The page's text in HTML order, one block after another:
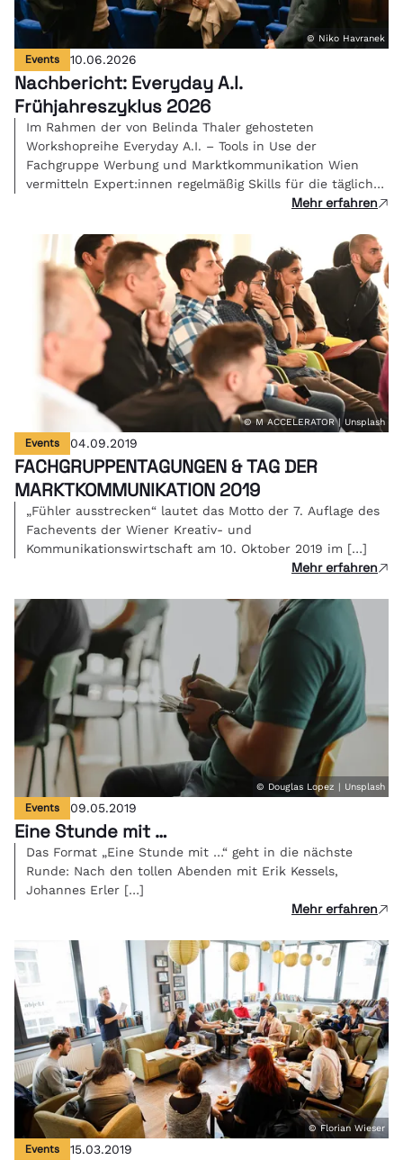
© Niko Havranek
Events 10.06.2026
Nachbericht: Everyday A.I.
Frühjahreszyklus 2026
Im Rahmen der von Belinda Thaler gehosteten
Workshopreihe Everyday A.I. – Tools in Use der
Fachgruppe Werbung und Marktkommunikation Wien
vermitteln Expert:innen regelmäßig Skills für die tägliche
Mehr erfahren
© M ACCELERATOR | Unsplash
Events 04.09.2019
FACHGRUPPENTAGUNGEN & TAG DER
MARKTKOMMUNIKATION 2019
„Fühler ausstrecken“ lautet das Motto der 7. Auflage des
Fachevents der Wiener Kreativ- und
Kommunikationswirtschaft am 10. Oktober 2019 im […]
Mehr erfahren
© Douglas Lopez | Unsplash
Events 09.05.2019
Eine Stunde mit …
Das Format „Eine Stunde mit …“ geht in die nächste
Runde: Nach den tollen Abenden mit Erik Kessels,
Johannes Erler […]
Mehr erfahren
© Florian Wieser
Events 15.03.2019